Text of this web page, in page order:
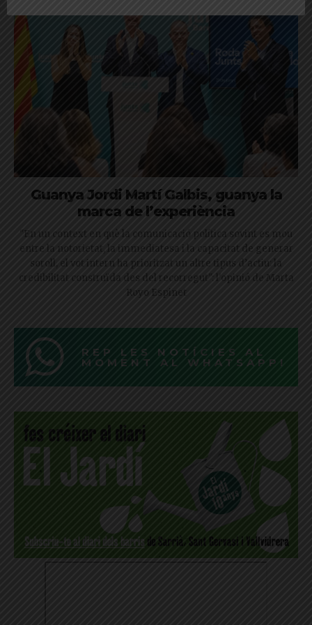
Guanya Jordi Martí Galbis, guanya la
marca de l’experiència
"En un context en què la comunicació política sovint es mou
entre la notorietat, la immediatesa i la capacitat de generar
soroll, el vot intern ha prioritzat un altre tipus d’actiu: la
credibilitat construïda des del recorregut": l'opinió de Marta
Royo Espinet
REP LES NOTÍCIES AL
MOMENT AL WHATSAPP!